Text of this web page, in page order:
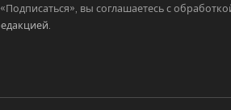
вы соглашаетесь с
.